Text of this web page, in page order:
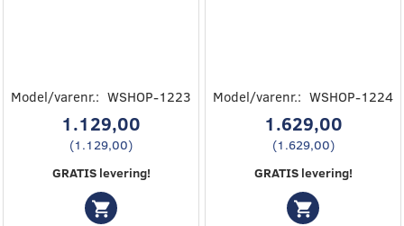
Model/varenr.: WSHOP-1223
1.129,00
(1.129,00)
GRATIS levering!
Model/varenr.: WSHOP-1224
1.629,00
(1.629,00)
GRATIS levering!